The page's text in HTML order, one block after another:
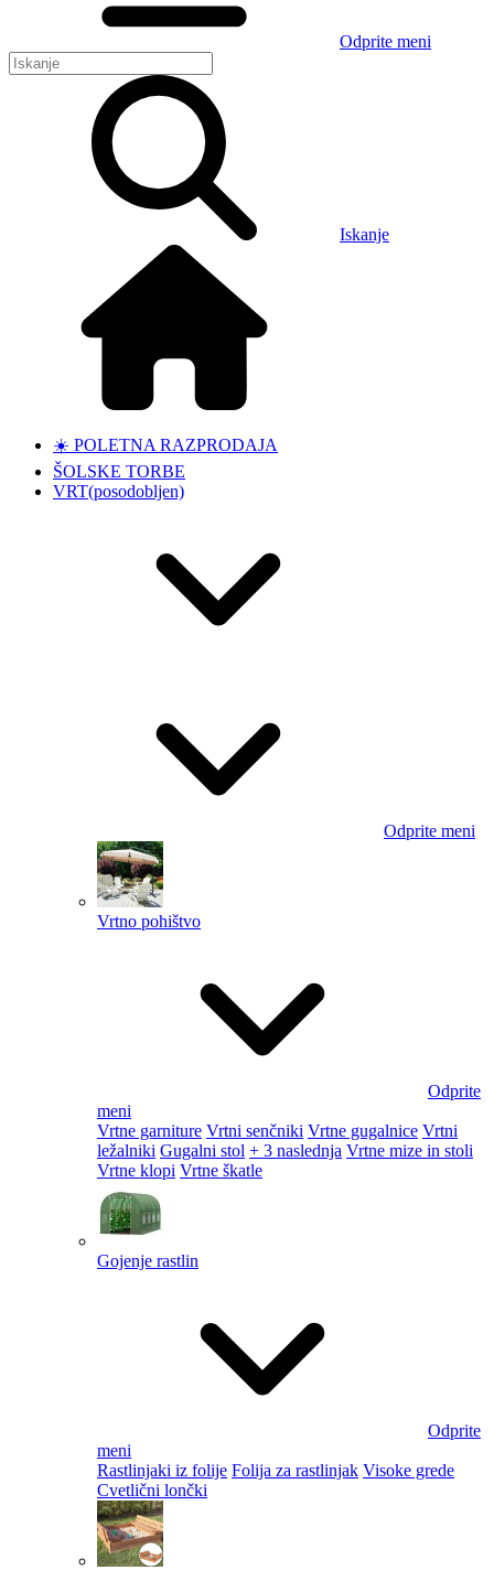
Odprite meni
Iskanje
☀️ POLETNA RAZPRODAJA
ŠOLSKE TORBE
VRT(posodobljen)
Odprite meni
Vrtno pohištvo
Odprite
meni
Vrtne garniture Vrtni senčniki Vrtne gugalnice Vrtni
ležalniki Gugalni stol + 3 naslednja Vrtne mize in stoli
Vrtne klopi Vrtne škatle
Gojenje rastlin
Odprite
meni
Rastlinjaki iz folije Folija za rastlinjak Visoke grede
Cvetlični lončki